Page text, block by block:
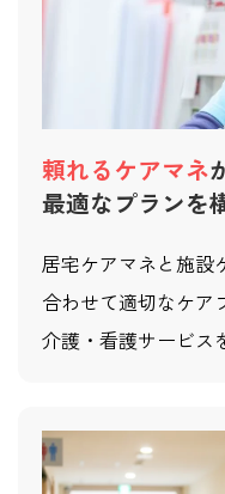
頼れるケアマネ
最適なプランを
居宅ケアマネと施設
合わせて適切なケア
介護・看護サービス